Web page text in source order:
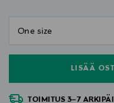
LISÄÄ
TOIMITUS 3–7